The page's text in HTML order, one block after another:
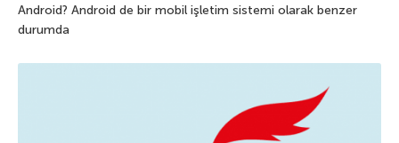
Android? Android de bir mobil işletim sistemi olarak benzer
durumda